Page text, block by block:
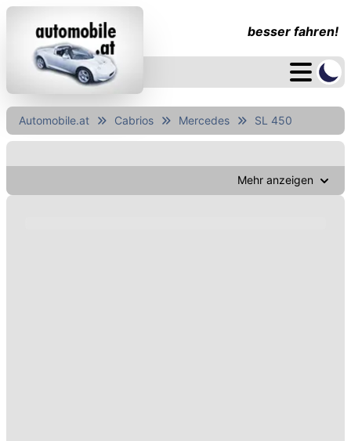
besser fahren!
Automobile.at Cabrios Mercedes SL 450
Mehr anzeigen